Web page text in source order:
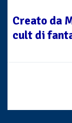
Creato da
cult di